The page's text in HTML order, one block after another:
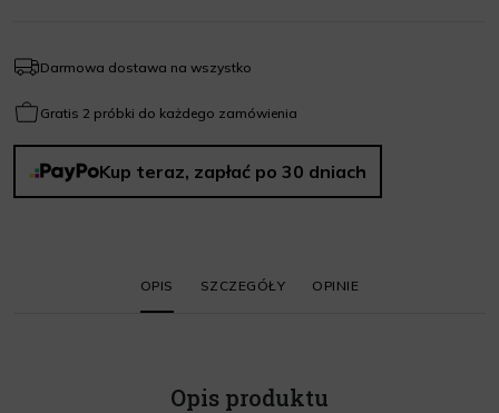
Darmowa dostawa na wszystko
Gratis 2 próbki do każdego zamówienia
Kup teraz, zapłać po 30 dniach
OPIS SZCZEGÓŁY OPINIE
Opis produktu